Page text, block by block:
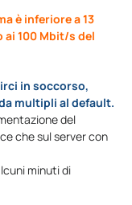
è inferiore a 13
100 Mbit/s del
in soccorso,
multipli al default.
del
che sul server con
minuti di